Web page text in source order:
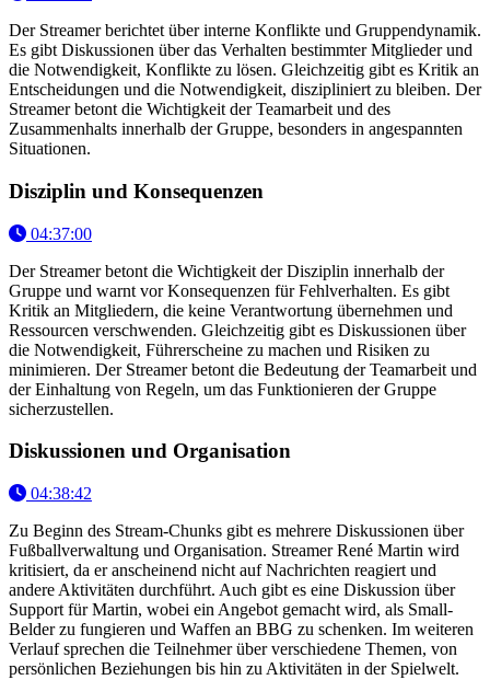
Der Streamer berichtet über interne Konflikte und Gruppendynamik.
Es gibt Diskussionen über das Verhalten bestimmter Mitglieder und
die Notwendigkeit, Konflikte zu lösen. Gleichzeitig gibt es Kritik an
Entscheidungen und die Notwendigkeit, diszipliniert zu bleiben. Der
Streamer betont die Wichtigkeit der Teamarbeit und des
Zusammenhalts innerhalb der Gruppe, besonders in angespannten
Situationen.
Disziplin und Konsequenzen
04:37:00
Der Streamer betont die Wichtigkeit der Disziplin innerhalb der
Gruppe und warnt vor Konsequenzen für Fehlverhalten. Es gibt
Kritik an Mitgliedern, die keine Verantwortung übernehmen und
Ressourcen verschwenden. Gleichzeitig gibt es Diskussionen über
die Notwendigkeit, Führerscheine zu machen und Risiken zu
minimieren. Der Streamer betont die Bedeutung der Teamarbeit und
der Einhaltung von Regeln, um das Funktionieren der Gruppe
sicherzustellen.
Diskussionen und Organisation
04:38:42
Zu Beginn des Stream-Chunks gibt es mehrere Diskussionen über
Fußballverwaltung und Organisation. Streamer René Martin wird
kritisiert, da er anscheinend nicht auf Nachrichten reagiert und
andere Aktivitäten durchführt. Auch gibt es eine Diskussion über
Support für Martin, wobei ein Angebot gemacht wird, als Small-
Belder zu fungieren und Waffen an BBG zu schenken. Im weiteren
Verlauf sprechen die Teilnehmer über verschiedene Themen, von
persönlichen Beziehungen bis hin zu Aktivitäten in der Spielwelt.